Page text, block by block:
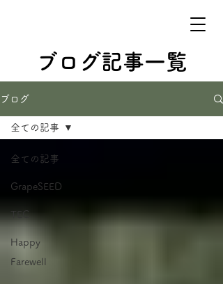
ブログ記事一覧
ブログ
全ての記事
GrapeSEED
TEC
Happy
Farewell
全ての記事